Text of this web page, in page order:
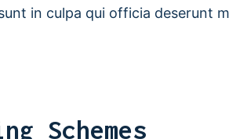
in culpa qui officia deserunt
Schemes